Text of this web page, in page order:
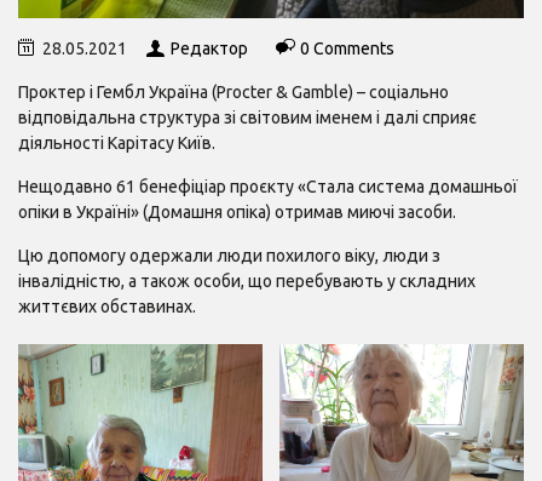
28.05.2021 Редактор 0 Comments
Проктер і Гембл Україна (Procter & Gamble) – соціально
відповідальна структура зі світовим іменем і далі сприяє
діяльності Карітасу Київ.
Нещодавно 61 бенефіціар проєкту «Стала система домашньої
опіки в Україні» (Домашня опіка) отримав миючі засоби.
Цю допомогу одержали люди похилого віку, люди з
інвалідністю, а також особи, що перебувають у складних
життєвих обставинах.